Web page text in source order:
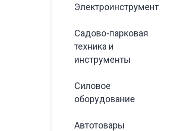
Электроинструмент
Садово-парковая
техника и
инструменты
Силовое
оборудование
Автотовары